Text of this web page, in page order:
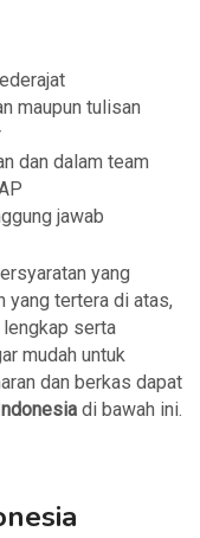
maupun tulisan
dan dalam team
jawab
yang
yang tertera di atas,
serta
mudah untuk
dan berkas dapat
di bawah ini.